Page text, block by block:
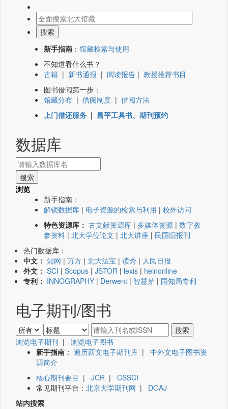
新手指南 ： 馆藏检索与使用
不知道看什么书？
古籍 | 新书通报 | 阅读报告 | 教授推荐书目
图书借阅第一步：
馆藏分布 | 借阅制度 | 借阅方法
上门借还服务 | 昌平工具书、期刊预约
数据库
浏览
新手指南：
解锁数据库 | 电子资源的检索与利用 | 校外访问
特色资源库： 古文献资源库 | 多媒体资源 | 数字教
参资料 | 北大学位论文 | 北大讲座 | 民国旧报刊
热门数据库：
中文： 知网 | 万方 | 北大法宝 | 读秀 | 人民日报
外文： SCI | Scopus | JSTOR | lexis | heinonline
专利： INNOGRAPHY | Derwent | 智慧芽 | 国知局专利
电子期刊/图书
浏览电子期刊 | 浏览电子图书
新手指南 ： 遍历西文电子期刊库 | 中外文电子图书资
源简介
核心期刊要目 | JCR | CSSCI
常见期刊平台： 北京大学期刊网 | DOAJ
站内搜索